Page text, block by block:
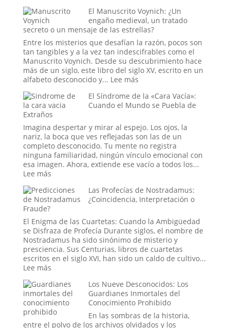
Era
Trump
sus
El
Misterio
Ciencia
de
El Manuscrito Voynich: ¿Un
engaño medieval, un tratado
secreto o un mensaje de las estrellas?
Entre los misterios que desafían la razón, pocos son
tan tangibles y a la vez tan indescifrables como el
Manuscrito Voynich. Desde su descubrimiento hace
más de un siglo, este libro del siglo XV, escrito en un
alfabeto desconocido y... Lee más:
Manuscrito
Voynich:
engaño
medieval,
un
tratado
secreto
mensaje
de
estrellas?
El Síndrome de la «Cara Vacía»:
Cuando el Mundo se Puebla de
Extraños
Imagina despertar y mirar al espejo. Los ojos, la
nariz, la boca que ves reflejadas son las de un
completo desconocido. Tu mente no registra
ninguna familiaridad, ningún vínculo emocional con
esa imagen. Ahora, extiende ese vacío a todos los...
Lee más:
Síndrome
de
«Cara
Vacía»:
Cuando
el
Mundo
se
de
Extraños
Las Profecías de Nostradamus:
¿Coincidencia, Interpretación o
Fraude?
El Enigma de las Cuartetas: Cuando la Ambigüedad
se Disfraza de Profecía Durante siglos, el nombre de
Nostradamus ha sido sinónimo de misterio y
presciencia. Sus Centurias, libros de cuartetas
escritos en el siglo XVI, han sido un caldo de cultivo...
Lee más:
Profecías
de
Nostradamus:
¿Coincidencia,
Interpretación
Los Nueve Desconocidos: Los
Guardianes Inmortales del
Conocimiento Prohibido
En las sombras de la historia,
entre el polvo de los archivos olvidados y los